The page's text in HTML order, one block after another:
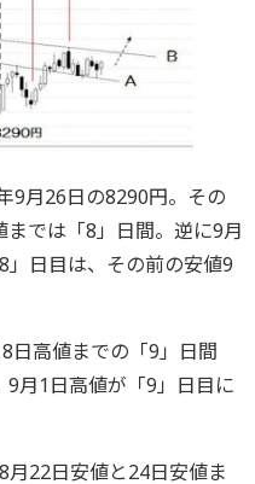
9月26日の8290円。その
では「8」日間。逆に9月
日目は、その前の安値9
日高値までの「9」日間
月1日高値が「9」日目に
月22日安値と24日安値ま